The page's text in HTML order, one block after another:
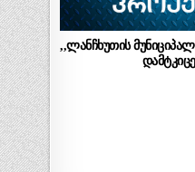
,,ლანჩხუთის